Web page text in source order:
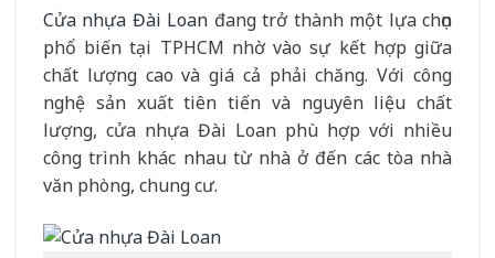
Cửa nhựa Đài Loan đang trở thành một lựa chọn
phổ biến tại TPHCM nhờ vào sự kết hợp giữa
chất lượng cao và giá cả phải chăng. Với công
nghệ sản xuất tiên tiến và nguyên liệu chất
lượng, cửa nhựa Đài Loan phù hợp với nhiều
công trình khác nhau từ nhà ở đến các tòa nhà
văn phòng, chung cư.